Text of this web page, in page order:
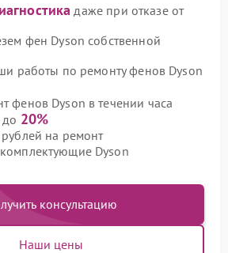
даже при отказе от
фен Dyson собственной
работы по ремонту фенов Dyson
фенов Dyson в течении часа
20%
на ремонт
Dyson
консультацию
Наши цены